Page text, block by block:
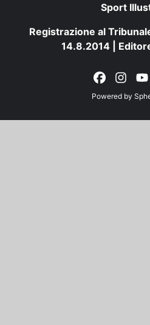
Sport
Registrazione al
14.8.2014 |
Powered by